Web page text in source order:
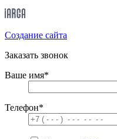
Cоздание сайта
Заказать звонок
Ваше имя*
Телефон*